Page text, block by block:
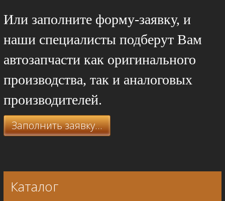
Или заполните форму-заявку, и
наши специалисты подберут Вам
автозапчасти как оригинального
производства, так и аналоговых
производителей.
Заполнить заявку...
Каталог